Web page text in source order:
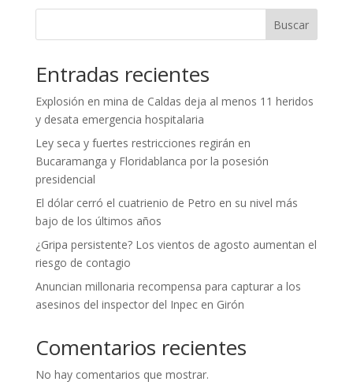
Buscar
Entradas recientes
Explosión en mina de Caldas deja al menos 11 heridos
y desata emergencia hospitalaria
Ley seca y fuertes restricciones regirán en
Bucaramanga y Floridablanca por la posesión
presidencial
El dólar cerró el cuatrienio de Petro en su nivel más
bajo de los últimos años
¿Gripa persistente? Los vientos de agosto aumentan el
riesgo de contagio
Anuncian millonaria recompensa para capturar a los
asesinos del inspector del Inpec en Girón
Comentarios recientes
No hay comentarios que mostrar.